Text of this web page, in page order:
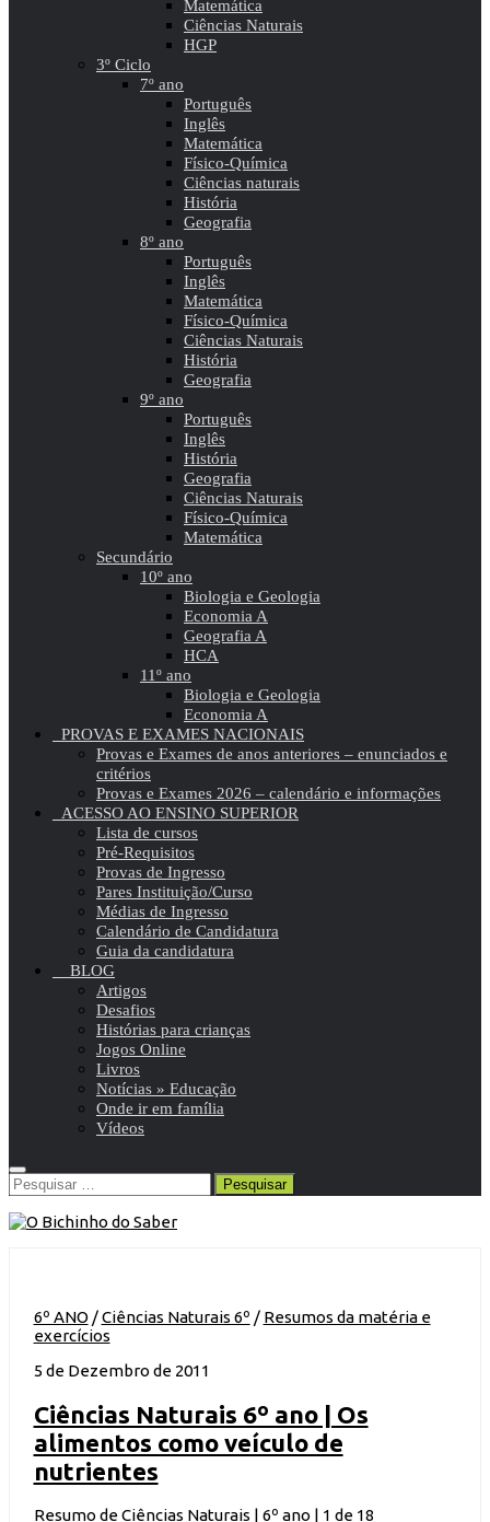
Matemática
Ciências Naturais
HGP
3º Ciclo
7º ano
Português
Inglês
Matemática
Físico-Química
Ciências naturais
História
Geografia
8º ano
Português
Inglês
Matemática
Físico-Química
Ciências Naturais
História
Geografia
9º ano
Português
Inglês
História
Geografia
Ciências Naturais
Físico-Química
Matemática
Secundário
10º ano
Biologia e Geologia
Economia A
Geografia A
HCA
11º ano
Biologia e Geologia
Economia A
PROVAS E EXAMES NACIONAIS
Provas e Exames de anos anteriores – enunciados e
critérios
Provas e Exames 2026 – calendário e informações
ACESSO AO ENSINO SUPERIOR
Lista de cursos
Pré-Requisitos
Provas de Ingresso
Pares Instituição/Curso
Médias de Ingresso
Calendário de Candidatura
Guia da candidatura
BLOG
Artigos
Desafios
Histórias para crianças
Jogos Online
Livros
Notícias » Educação
Onde ir em família
Vídeos
Pesquisar
por:
6º ANO /Ciências Naturais 6º / Resumos da matéria e
exercícios
5 de Dezembro de 2011
Ciências Naturais 6º ano | Os
alimentos como veículo de
nutrientes
Resumo de Ciências Naturais | 6º ano | 1 de 18